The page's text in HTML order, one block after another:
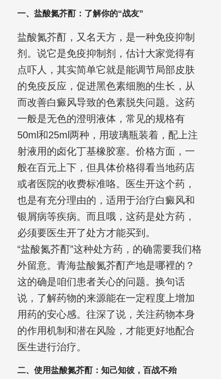
一、盐酸氮芥酊：了解你的“战友”
盐酸氮芥酊，又名天方，是一种免疫抑制
剂。说它是免疫抑制剂，估计大家觉得有
点吓人，其实简单它就是能调节局部皮肤
的免疫反应，促进黑色素细胞的生长，从
而改善白癜风导致的色素脱失问题。这药
一般是无色的澄明液体，常见的规格有
50ml和25ml两种，用玻璃瓶装着，配上注
射液用的卤化丁基橡胶塞。价格方面，一
般在百元上下，但具体价格得看当地药店
或者医院的收费标准咯。医生开这个药，
也是有充分理由的，适用于治疗白癜风和
银屑病等疾病。而且哦，这药是处方药，
必须要医生开了处方才能买到。
“盐酸氮芥酊”这种处方药，的确需要我们格
外留意。青海盐酸氮芥酊产地是哪裡的？
这的确是咱们患者关心的问题。换句话
说，了解药物的来源能在一定程度上增加
用药的安心感。往深了说，关注药物本身
的作用机制和潜在风险，才能更好地配合
医生进行治疗。
二、使用盐酸氮芥酊：知己知彼，百战不殆